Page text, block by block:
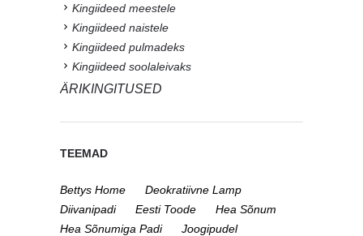
Kingiideed meestele
Kingiideed naistele
Kingiideed pulmadeks
Kingiideed soolaleivaks
ÄRIKINGITUSED
TEEMAD
Bettys Home
Deokratiivne Lamp
Diivanipadi
Eesti Toode
Hea Sõnum
Hea Sõnumiga Padi
Joogipudel